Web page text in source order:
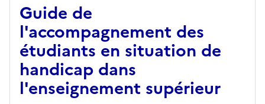
Guide de
l'accompagnement des
étudiants en situation de
handicap dans
l'enseignement supérieur